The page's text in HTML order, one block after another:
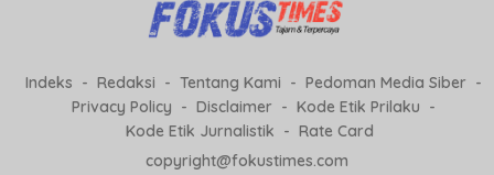
Indeks Redaksi Tentang Kami
Pedoman Media Siber
Privacy Policy
Disclaimer
Kode Etik Prilaku
Kode Etik Jurnalistik
Rate Card
copyright@fokustimes.com